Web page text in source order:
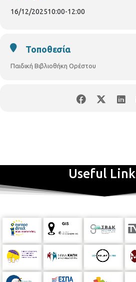
16/12/202510:00-12:00
Τοποθεσία
Παιδική Βιβλιοθήκη Ορέστου
Useful